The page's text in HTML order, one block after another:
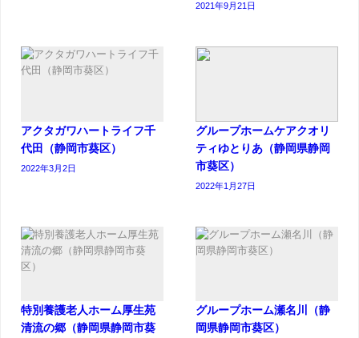
2021年9月21日
アクタガワハートライフ千
代田（静岡市葵区）
2022年3月2日
グループホームケアクオリ
ティゆとりあ（静岡県静岡
市葵区）
2022年1月27日
特別養護老人ホーム厚生苑
清流の郷（静岡県静岡市葵
グループホーム瀬名川（静
岡県静岡市葵区）